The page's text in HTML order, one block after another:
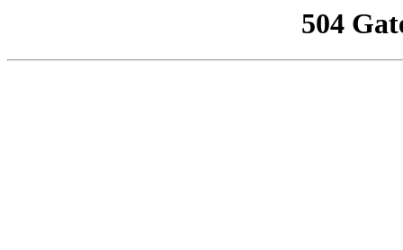
504